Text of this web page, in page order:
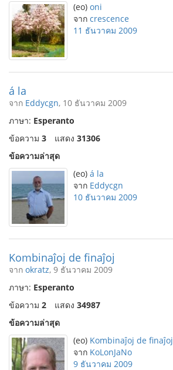
(eo) oni
จาก crescence
11 ธันวาคม 2009
á la
จาก Eddycgn, 10 ธันวาคม 2009
ภาษา: Esperanto
ข้อความ 3 แสดง 31306
ข้อความล่าสุด
(eo) á la
จาก Eddycgn
10 ธันวาคม 2009
Kombinaĵoj de finaĵoj
จาก okratz, 9 ธันวาคม 2009
ภาษา: Esperanto
ข้อความ 2 แสดง 34987
ข้อความล่าสุด
(eo) Kombinaĵoj de finaĵoj
จาก KoLonJaNo
9 ธันวาคม 2009